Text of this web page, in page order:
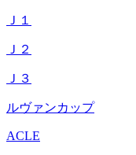
Ｊ１
Ｊ２
Ｊ３
ルヴァンカップ
ACLE